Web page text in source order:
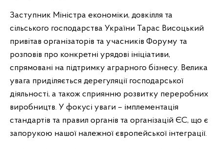
Заступник Міністра економіки, довкілля та
сільського господарства України Тарас Висоцький
привітав організаторів та учасників Форуму та
розповів про конкретні урядові ініціативи,
спрямовані на підтримку аграрного бізнесу. Велика
увага приділяється дерегуляції господарської
діяльності, а також сприянню розвитку переробних
виробництв. У фокусі уваги – імплементація
стандартів та правил органів та організацій ЄС, що є
запорукою нашої належної європейської інтеграції.